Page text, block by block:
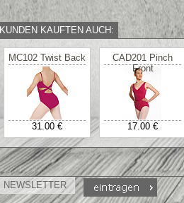
KUNDEN KAUFTEN AUCH:
MC102 Twist Back
31.00 €
CAD201 Pinch
Front
17.00 €
NEWSLETTER